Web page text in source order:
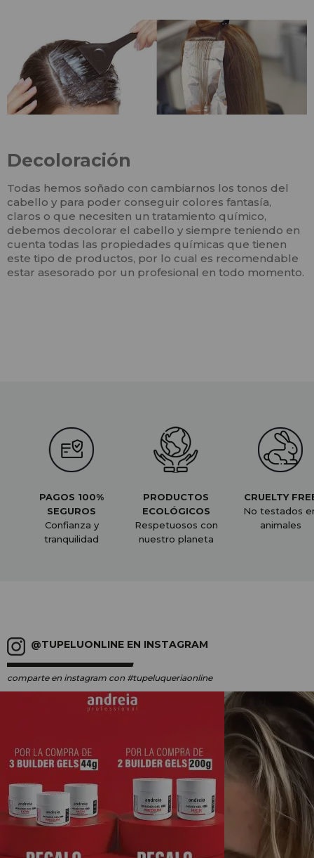
Decoloración
Todas hemos soñado con cambiarnos los tonos del
cabello y para poder conseguir colores fantasía,
claros o que necesiten un tratamiento químico,
debemos decolorar el cabello y siempre teniendo en
cuenta todas las propiedades químicas que tienen
este tipo de productos, por lo cual es recomendable
estar asesorado por un profesional en todo momento.
PAGOS 100%
SEGUROS
Confianza y
tranquilidad
PRODUCTOS
ECOLÓGICOS
Respetuosos con
nuestro planeta
CRUELTY
No testados
animales
@TUPELUONLINE EN INSTAGRAM
comparte en instagram con #tupeluqueriaonline